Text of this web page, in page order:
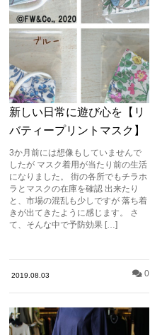
新しい日常に遊び心を【リ
バティープリントマスク】
3か月前には想像もしていませんで
したが マスク着用が当たり前の生活
になりました。 街の各所でもチラホ
ラとマスクの在庫を確認 出来たり
と、市場の混乱も少しですが 落ち着
きが出てきたように感じます。 さ
て、そんな中で予防効果 […]
2019.08.03 0